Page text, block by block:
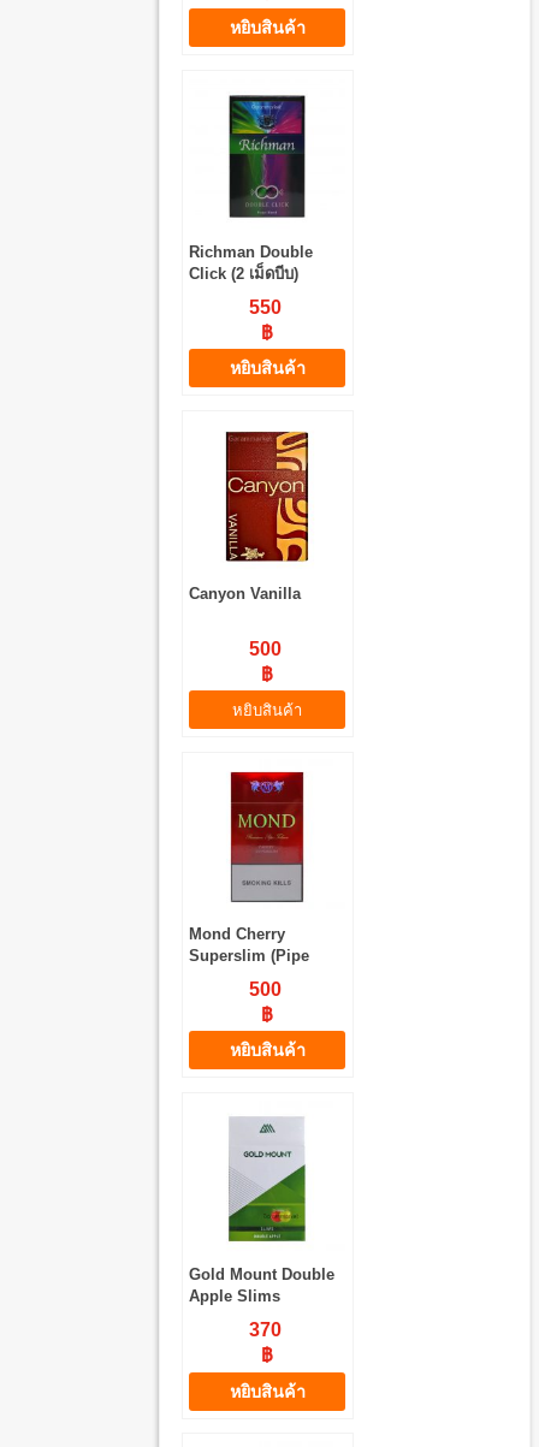
หยิบสินค้า
Richman Double
Click (2 เม็ดบีบ)
550
฿
หยิบสินค้า
Canyon Vanilla
500
฿
หยิบสินค้า
Mond Cherry
Superslim (Pipe
500
฿
หยิบสินค้า
Gold Mount Double
Apple Slims
370
฿
หยิบสินค้า